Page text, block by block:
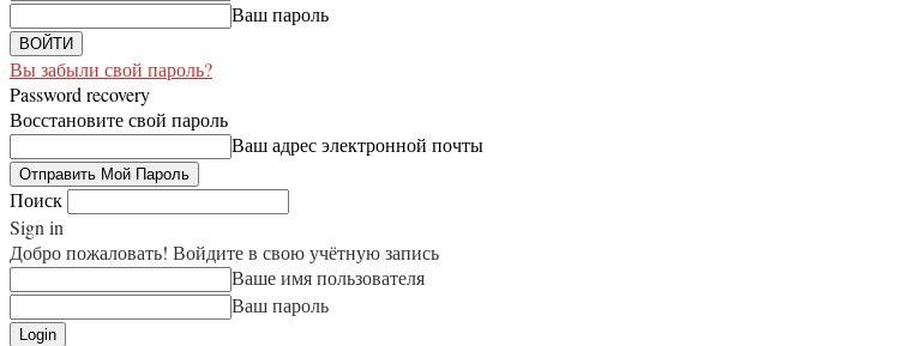
Ваш пароль
Вы забыли свой пароль?
Password recovery
Восстановите свой пароль
Ваш адрес электронной почты
Поиск
Sign in
Добро пожаловать! Войдите в свою учётную запись
Ваше имя пользователя
Ваш пароль